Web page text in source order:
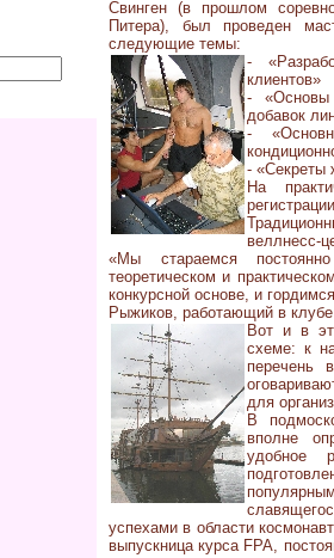
Свинген (в прошлом
Питера), был проведен
следующие темы:
-
клиентов»
- «Основы
добавок
-
- «Секреты
На
веллнесс-
«Мы стараемся
теоретическом и
конкурсной основе, и
Рыжиков, работающий в
Вот и в
схеме: к
перечень
для
В
вполне
удобное
успехами в области
выпускница курса FPA,